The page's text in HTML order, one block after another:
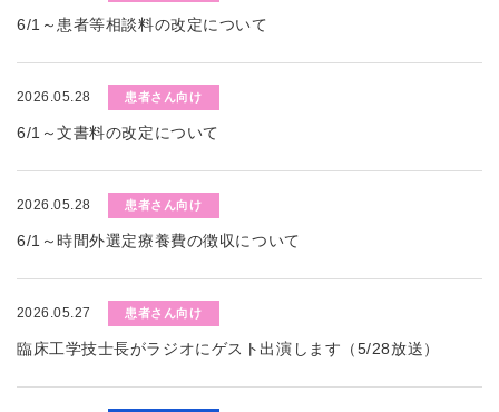
6/1～患者等相談料の改定について
2026.05.28 患者さん向け
6/1～文書料の改定について
2026.05.28 患者さん向け
6/1～時間外選定療養費の徴収について
2026.05.27 患者さん向け
臨床工学技士長がラジオにゲスト出演します（5/28放送）